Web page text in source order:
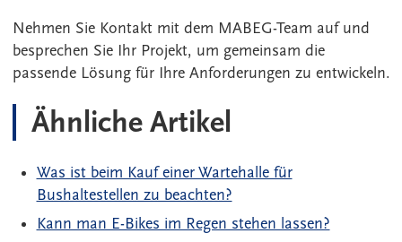
Nehmen Sie Kontakt mit dem MABEG-Team auf und
besprechen Sie Ihr Projekt, um gemeinsam die
passende Lösung für Ihre Anforderungen zu entwickeln.
Ähnliche Artikel
Was ist beim Kauf einer Wartehalle für
Bushaltestellen zu beachten?
Kann man E-Bikes im Regen stehen lassen?